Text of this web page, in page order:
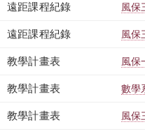
遠距課程紀錄 風
遠距課程紀錄 風
教學計畫表 風
教學計畫表 數學
教學計畫表 風